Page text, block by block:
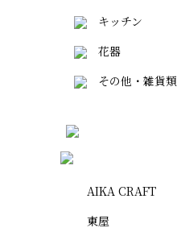
キッチン
花器
その他・雑貨類
AIKA CRAFT
東屋